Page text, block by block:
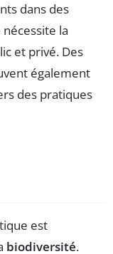
dans des
la
et privé. Des
également
des pratiques
est
biodiversité.